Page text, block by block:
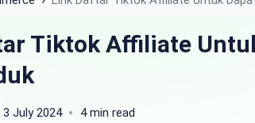
Tiktok Affiliate
3 July 2024 4 min read